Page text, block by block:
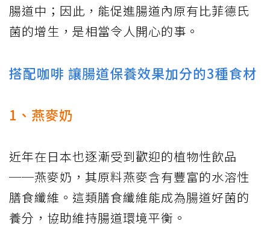
腸道中；因此，能促進腸道內原有比菲德氏
菌的增生，是相當令人開心的事。
搭配咖啡 讓腸道保養效果加分的3種食材
1、燕麥奶
近年在日本也逐漸受到歡迎的植物性飲品
──燕麥奶，其原料燕麥含有豐富的水溶性
膳食纖維。這類膳食纖維能成為腸道好菌的
養分，協助維持腸道環境平衡。